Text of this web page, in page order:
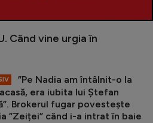
Când vine urgia în
”Pe Nadia am întâlnit-o la
era iubita lui Ștefan
Brokerul fugar povestește
”Zeiței” când i-a intrat în baie